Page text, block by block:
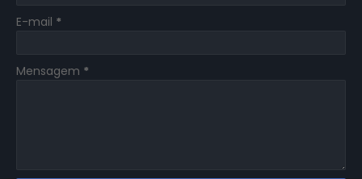
E-mail *
Mensagem *